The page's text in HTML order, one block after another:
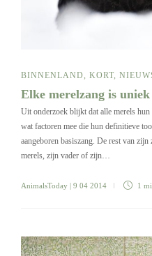
BINNENLAND KORT
Elke merelzang is uniek
Uit onderzoek blijkt dat alle merels hun
wat factoren mee die hun definitieve
aangeboren basiszang. De rest van
merels, zijn vader of zijn…
AnimalsToday | 9 04 2014 1